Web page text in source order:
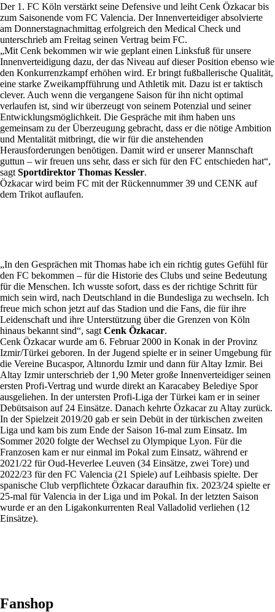
Der 1. FC Köln verstärkt seine Defensive und leiht Cenk Özkacar bis
zum Saisonende vom FC Valencia. Der Innenverteidiger absolvierte
am Donnerstagnachmittag erfolgreich den Medical Check und
unterschrieb am Freitag seinen Vertrag beim FC.
„Mit Cenk bekommen wir wie geplant einen Linksfuß für unsere
Innenverteidigung dazu, der das Niveau auf dieser Position ebenso wie
den Konkurrenzkampf erhöhen wird. Er bringt fußballerische Qualität,
eine starke Zweikampfführung und Athletik mit. Dazu ist er taktisch
clever. Auch wenn die vergangene Saison für ihn nicht optimal
verlaufen ist, sind wir überzeugt von seinem Potenzial und seiner
Entwicklungsmöglichkeit. Die Gespräche mit ihm haben uns
gemeinsam zu der Überzeugung gebracht, dass er die nötige Ambition
und Mentalität mitbringt, die wir für die anstehenden
Herausforderungen benötigen. Damit wird er unserer Mannschaft
guttun – wir freuen uns sehr, dass er sich für den FC entschieden hat“,
sagt Sportdirektor Thomas Kessler.
Özkacar wird beim FC mit der Rückennummer 39 und CENK auf
dem Trikot auflaufen.
„In den Gesprächen mit Thomas habe ich ein richtig gutes Gefühl für
den FC bekommen – für die Historie des Clubs und seine Bedeutung
für die Menschen. Ich wusste sofort, dass es der richtige Schritt für
mich sein wird, nach Deutschland in die Bundesliga zu wechseln. Ich
freue mich schon jetzt auf das Stadion und die Fans, die für ihre
Leidenschaft und ihre Unterstützung über die Grenzen von Köln
hinaus bekannt sind“, sagt Cenk Özkacar.
Cenk Özkacar wurde am 6. Februar 2000 in Konak in der Provinz
Izmir/Türkei geboren. In der Jugend spielte er in seiner Umgebung für
die Vereine Bucaspor, Altınordu Izmir und dann für Altay Izmir. Bei
Altay Izmir unterschrieb der 1,90 Meter große Innenverteidiger seinen
ersten Profi-Vertrag und wurde direkt an Karacabey Belediye Spor
ausgeliehen. In der untersten Profi-Liga der Türkei kam er in seiner
Debütsaison auf 24 Einsätze. Danach kehrte Özkacar zu Altay zurück.
In der Spielzeit 2019/20 gab er sein Debüt in der türkischen zweiten
Liga und kam bis zum Ende der Saison 16-mal zum Einsatz. Im
Sommer 2020 folgte der Wechsel zu Olympique Lyon. Für die
Franzosen kam er nur einmal im Pokal zum Einsatz, während er
2021/22 für Oud-Heverlee Leuven (34 Einsätze, zwei Tore) und
2022/23 für den FC Valencia (21 Spiele) auf Leihbasis spielte. Der
spanische Club verpflichtete Özkacar daraufhin fix. 2023/24 spielte er
25-mal für Valencia in der Liga und im Pokal. In der letzten Saison
wurde er an den Ligakonkurrenten Real Valladolid verliehen (12
Einsätze).
Fanshop